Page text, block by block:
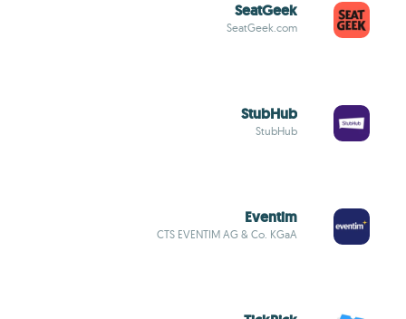
SeatGeek
SeatGeek.com
StubHub
StubHub
Eventim
CTS EVENTIM AG & Co. KGaA